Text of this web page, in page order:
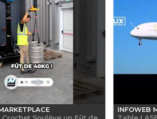
INFOWEB